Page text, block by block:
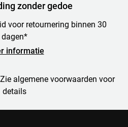
zonder gedoe
voor retournering binnen 30
dagen*
informatie
algemene voorwaarden voor
details